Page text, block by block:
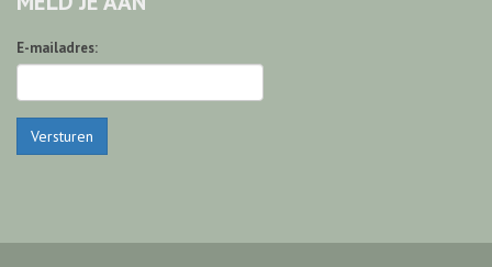
E-mailadres:
Versturen